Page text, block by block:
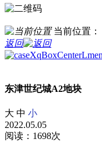
当前位置：
返回
东津世纪城A2地块
大 中 小
2022.05.05
阅读：1698次